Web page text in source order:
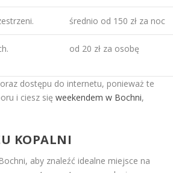
średnio od 150 zł za noc
od 20 zł za osobę
dostępu do internetu, ponieważ te
i ciesz sięweekendem w Bochni,
KOPALNI
aby znaleźć idealne miejsce na